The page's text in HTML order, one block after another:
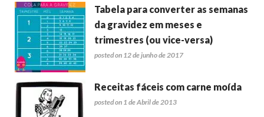
Tabela para converter as semanas
da gravidez em meses e
trimestres (ou vice-versa)
posted on 12 de junho de 2017
Receitas fáceis com carne moída
posted on 1 de Abril de 2013